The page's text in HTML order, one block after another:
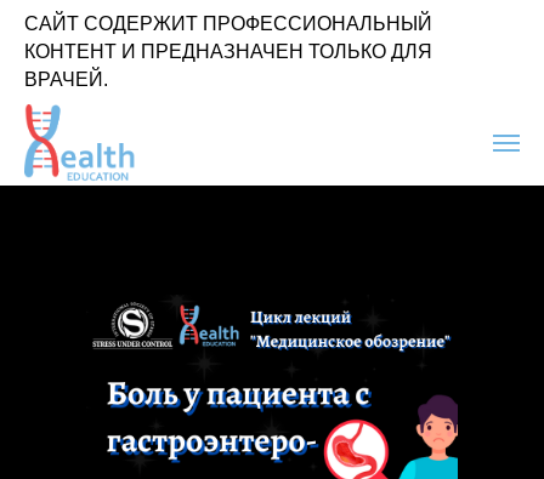
САЙТ СОДЕРЖИТ ПРОФЕССИОНАЛЬНЫЙ
КОНТЕНТ И ПРЕДНАЗНАЧЕН ТОЛЬКО ДЛЯ
ВРАЧЕЙ.